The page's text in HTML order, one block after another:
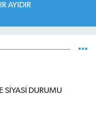
AYIDIR
SİYASİ DURUMU